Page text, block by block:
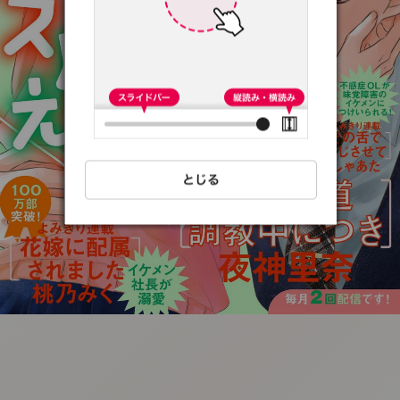
:692.15.691.24:t-
vnqp.lunrzsdszk.vn.oi